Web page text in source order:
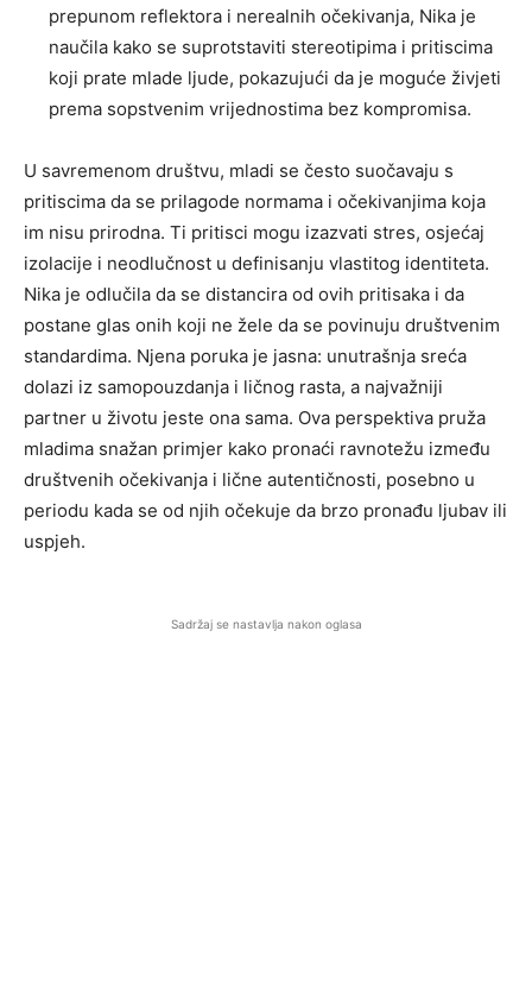
prepunom reflektora i nerealnih očekivanja, Nika je
naučila kako se suprotstaviti stereotipima i pritiscima
koji prate mlade ljude, pokazujući da je moguće živjeti
prema sopstvenim vrijednostima bez kompromisa.
U savremenom društvu, mladi se često suočavaju s
pritiscima da se prilagode normama i očekivanjima koja
im nisu prirodna. Ti pritisci mogu izazvati stres, osjećaj
izolacije i neodlučnost u definisanju vlastitog identiteta.
Nika je odlučila da se distancira od ovih pritisaka i da
postane glas onih koji ne žele da se povinuju društvenim
standardima. Njena poruka je jasna: unutrašnja sreća
dolazi iz samopouzdanja i ličnog rasta, a najvažniji
partner u životu jeste ona sama. Ova perspektiva pruža
mladima snažan primjer kako pronaći ravnotežu između
društvenih očekivanja i lične autentičnosti, posebno u
periodu kada se od njih očekuje da brzo pronađu ljubav ili
uspjeh.
Sadržaj se nastavlja nakon oglasa